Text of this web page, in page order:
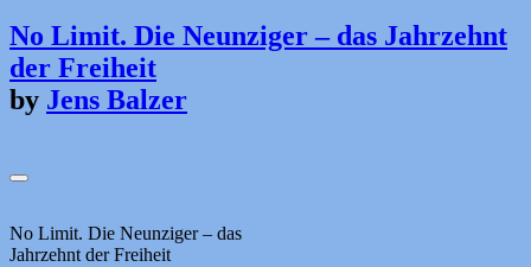
No Limit. Die Neunziger – das Jahrzehnt
der Freiheit
by Jens Balzer
No Limit. Die Neunziger – das
Jahrzehnt der Freiheit